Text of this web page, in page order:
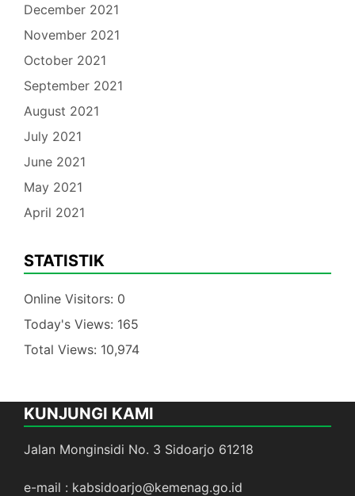
December 2021
November 2021
October 2021
September 2021
August 2021
July 2021
June 2021
May 2021
April 2021
STATISTIK
Online Visitors: 0
Today's Views: 165
Total Views: 10,974
KUNJUNGI KAMI
Jalan Monginsidi No. 3 Sidoarjo 61218
e-mail : kabsidoarjo@kemenag.go.id